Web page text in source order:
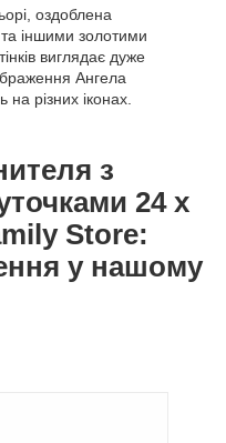
оздоблена
іншими золотими
виглядає дуже
Ангела
різних іконах.
з
24 х
Store:
у нашому